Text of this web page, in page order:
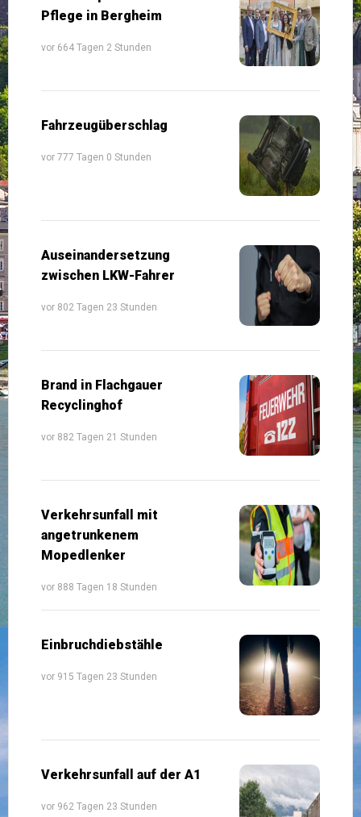
Pflege in Bergheim
vor 664 Tagen 2 Stunden
Fahrzeugüberschlag
vor 777 Tagen 0 Stunden
Auseinandersetzung
zwischen LKW-Fahrer
vor 802 Tagen 23 Stunden
Brand in Flachgauer
Recyclinghof
vor 882 Tagen 21 Stunden
Verkehrsunfall mit
angetrunkenem
Mopedlenker
vor 888 Tagen 18 Stunden
Einbruchdiebstähle
vor 915 Tagen 23 Stunden
Verkehrsunfall auf der A1
vor 962 Tagen 23 Stunden